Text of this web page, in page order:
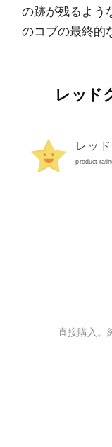
の跡が残るよう
のコブの最終的
レッド
レッ
product
直接購入。